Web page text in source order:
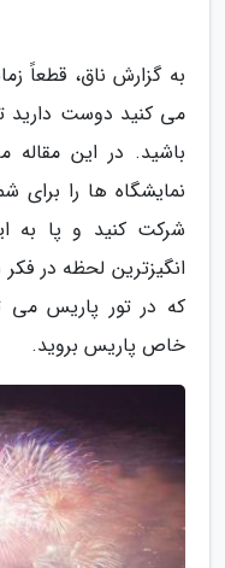
به گزارش ناق، قطعاً
می کنید دوست دارید
باشید. در این مقاله
نمایشگاه ها را برای
شرکت کنید و پا به
انگیزترین لحظه در
که در تور پاریس می
خاص پاریس بروید.